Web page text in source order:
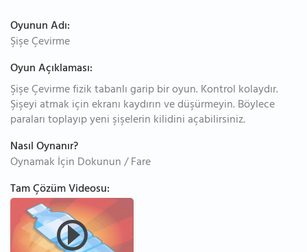
Oyunun Adı:
Şişe Çevirme
Oyun Açıklaması:
Şişe Çevirme fizik tabanlı garip bir oyun. Kontrol kolaydır.
Şişeyi atmak için ekranı kaydırın ve düşürmeyin. Böylece
paraları toplayıp yeni şişelerin kilidini açabilirsiniz.
Nasıl Oynanır?
Oynamak İçin Dokunun / Fare
Tam Çözüm Videosu: